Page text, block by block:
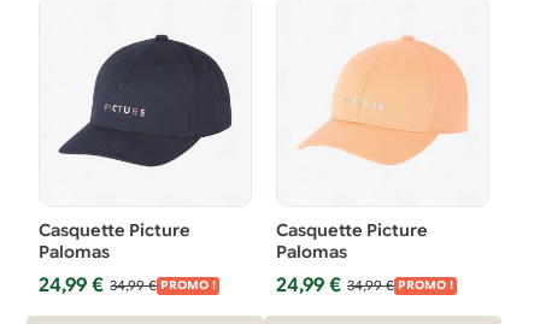
Casquette Picture
Palomas
34,99€
Le
24,99€
Le
PROMO !
Casquette Picture
Palomas
34,99€
Le
24,99 €
Le
PROMO !